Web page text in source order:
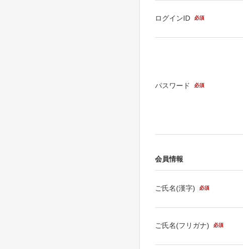
ログインID 必須
パスワード 必須
会員情報
ご氏名(漢字) 必須
ご氏名(フリガナ) 必須